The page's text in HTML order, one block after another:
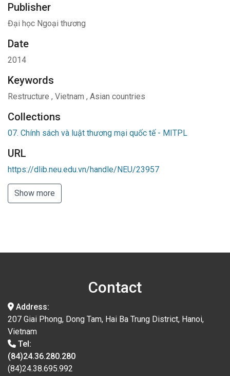
Publisher
Đại học Ngoại thương
Date
2014
Keywords
Restructure , Vietnam , Asian countries
Collections
07. Chính sách và luật thương mại quốc tế - MITPL
URL
https://dlib.neu.edu.vn/handle/NEU/23957
Show more
Contact
Address:
207 Giai Phong, Dong Tam, Hai Ba Trung District, Hanoi,
Vietnam
Tel:
(84)24.36.280.280
(84)24.38.695.992